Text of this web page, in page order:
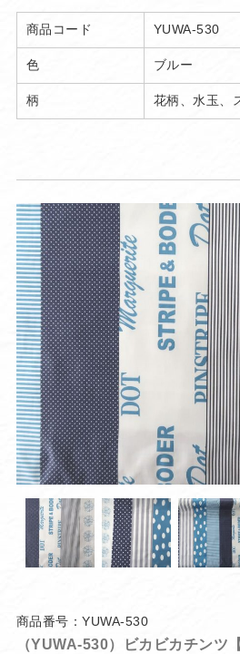
商品コード YUWA-530
色 ブルー
柄 花柄、水玉、
商品番号：YUWA-530
（YUWA-530）ビカビカチンツ